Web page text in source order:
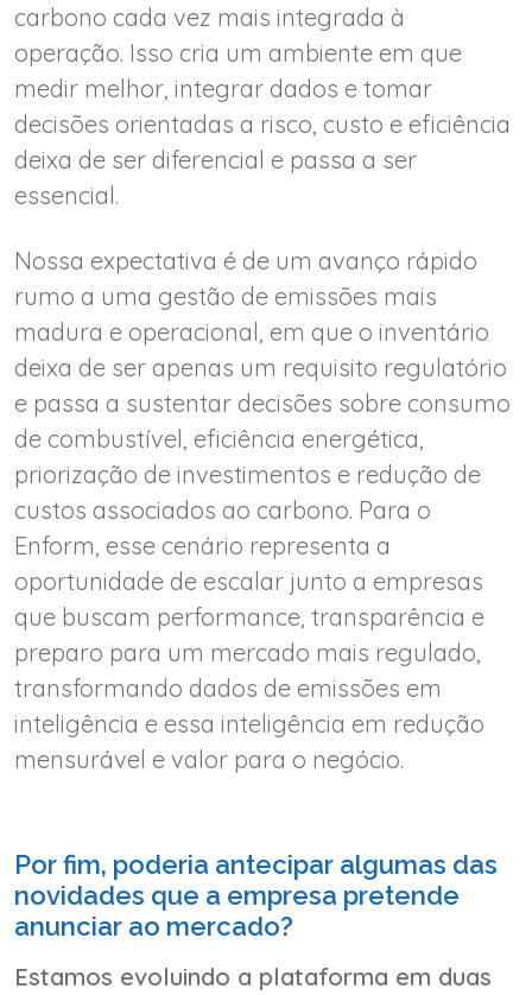
carbono cada vez mais integrada à
operação. Isso cria um ambiente em que
medir melhor, integrar dados e tomar
decisões orientadas a risco, custo e eficiência
deixa de ser diferencial e passa a ser
essencial.
Nossa expectativa é de um avanço rápido
rumo a uma gestão de emissões mais
madura e operacional, em que o inventário
deixa de ser apenas um requisito regulatório
e passa a sustentar decisões sobre consumo
de combustível, eficiência energética,
priorização de investimentos e redução de
custos associados ao carbono. Para o
Enform, esse cenário representa a
oportunidade de escalar junto a empresas
que buscam performance, transparência e
preparo para um mercado mais regulado,
transformando dados de emissões em
inteligência e essa inteligência em redução
mensurável e valor para o negócio.
Por fim, poderia antecipar algumas das
novidades que a empresa pretende
anunciar ao mercado?
Estamos evoluindo a plataforma em duas